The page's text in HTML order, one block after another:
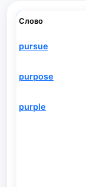
Слово
pursue
purpose
purple